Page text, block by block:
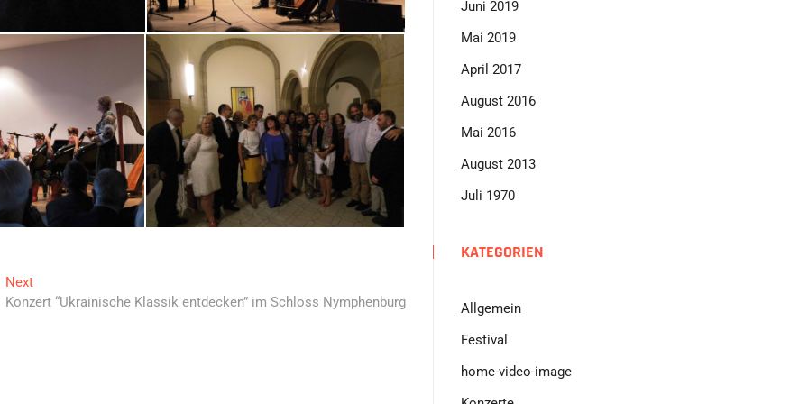
NextNext
post:
Konzert “Ukrainische Klassik entdecken” im Schloss Nymphenburg
Juni 2019
Mai 2019
April 2017
August 2016
Mai 2016
August 2013
Juli 1970
KATEGORIEN
Allgemein
Festival
home-video-image